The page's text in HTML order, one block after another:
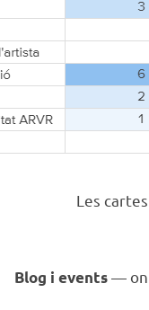
Les
Blog i events— on